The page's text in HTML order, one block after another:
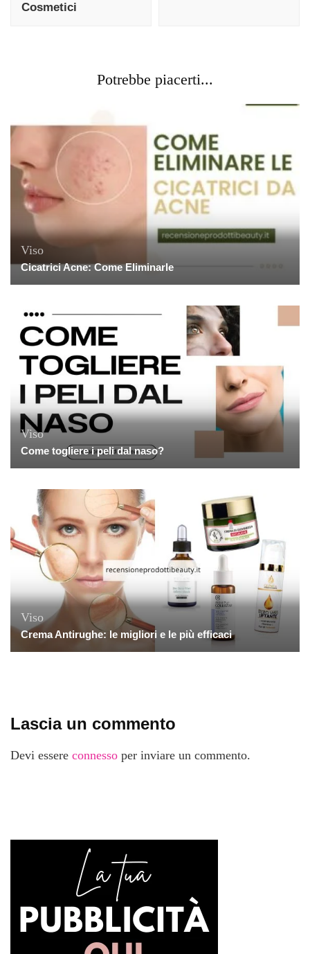
Cosmetici
Potrebbe piacerti...
Viso
Cicatrici Acne: Come Eliminarle
Viso
Come togliere i peli dal naso?
Viso
Crema Antirughe: le migliori e le più efficaci
Lascia un commento
Devi essere connesso per inviare un commento.